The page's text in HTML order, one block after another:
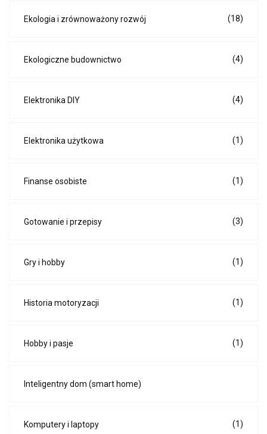
Ekologia i zrównoważony rozwój (18)
Ekologiczne budownictwo (4)
Elektronika DIY (4)
Elektronika użytkowa (1)
Finanse osobiste (1)
Gotowanie i przepisy (3)
Gry i hobby (1)
Historia motoryzacji (1)
Hobby i pasje (1)
Inteligentny dom (smart home)
Komputery i laptopy (1)